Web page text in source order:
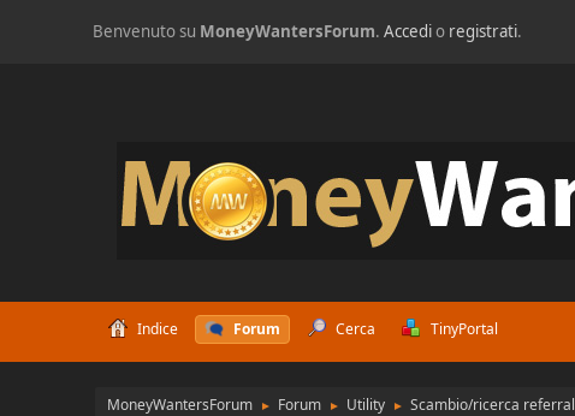
Benvenuto su MoneyWantersForum.Accedio registrati.
Indice Forum Cerca TinyPortal
MoneyWantersForum ► Forum ► Utility ► Scambio/ricerca referral